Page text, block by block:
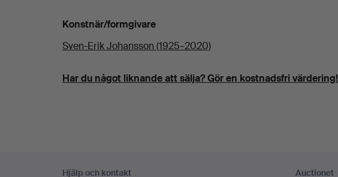
Konstnär/formgivare
Sven-Erik Johansson (1925–2020)
Har du något liknande att sälja? Gör en kostnadsfri värdering!
Hjälp och kontakt Auctionet